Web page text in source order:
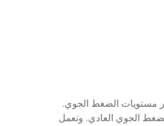
مستويات الضغط الجوي.
يتنفَّس فيها المريض أكسجينًا مركزًا بينما يتعرَّض لضغط جوي مرتفع، يتراوح عادةً بين ١٫٥ و٣ أضعاف الضغط الجوي العادي. وتعمل